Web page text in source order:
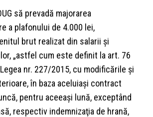
să prevadă majorarea
a plafonului de 4.000 lei,
brut realizat din salarii şi
„astfel cum este definit la art. 76
nr. 227/2015, cu modificările şi
în baza aceluiaşi contract
pentru aceeaşi lună, exceptând
respectiv indemnizaţia de hrană,